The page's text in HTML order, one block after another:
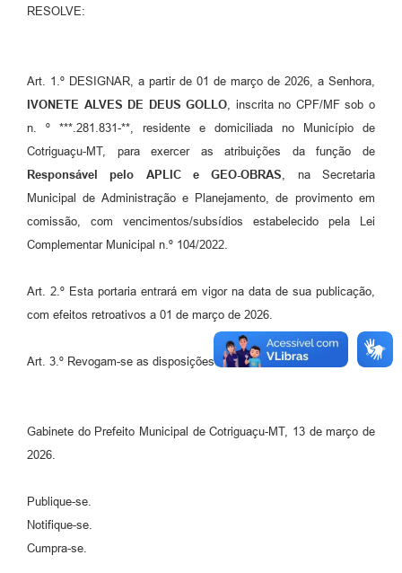
RESOLVE:
Art. 1.º DESIGNAR, a partir de 01 de março de 2026, a Senhora,
IVONETE ALVES DE DEUS GOLLO, inscrita no CPF/MF sob o
n. º ***.281.831-**, residente e domiciliada no Município de
Cotriguaçu-MT, para exercer as atribuições da função de
Responsável pelo APLIC e GEO-OBRAS, na Secretaria
Municipal de Administração e Planejamento, de provimento em
comissão, com vencimentos/subsídios estabelecido pela Lei
Complementar Municipal n.º 104/2022.
Art. 2.º Esta portaria entrará em vigor na data de sua publicação,
com efeitos retroativos a 01 de março de 2026.
Art. 3.º Revogam-se as disposições em contrário.
Gabinete do Prefeito Municipal de Cotriguaçu-MT, 13 de março de
2026.
Publique-se.
Notifique-se.
Cumpra-se.